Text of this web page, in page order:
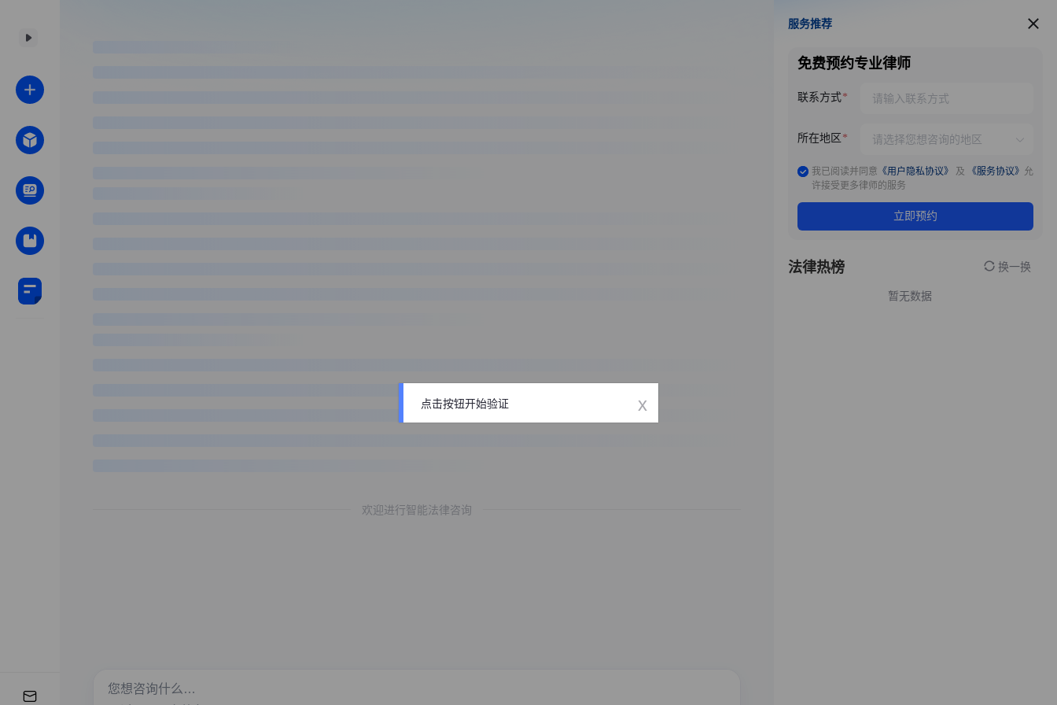
欢迎进行智能法律咨询
服务推荐
服务推荐
免费预约专业律师
联系方式
所在地区
我已阅读并同意 《用户隐私协议》 及 《服务协议》 允
许接受更多律师的服务
立即预约
法律热榜 换一换
暂无数据
点击按钮开始验证 x